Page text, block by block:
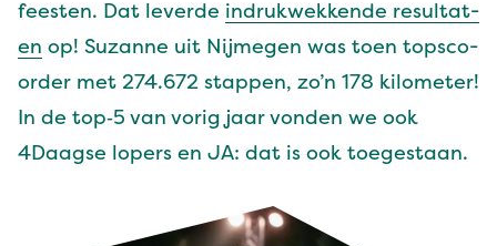
feesten. Dat leverde indruk­wekkende resul­tat­
en op! Suzanne uit Nijmegen was toen top­sco­
order met 274.672 stap­pen, zo’n 178 kilo­me­ter!
In de top‑5 van vorig jaar von­den we ook
4Daagse lop­ers en JA: dat is ook toegestaan.